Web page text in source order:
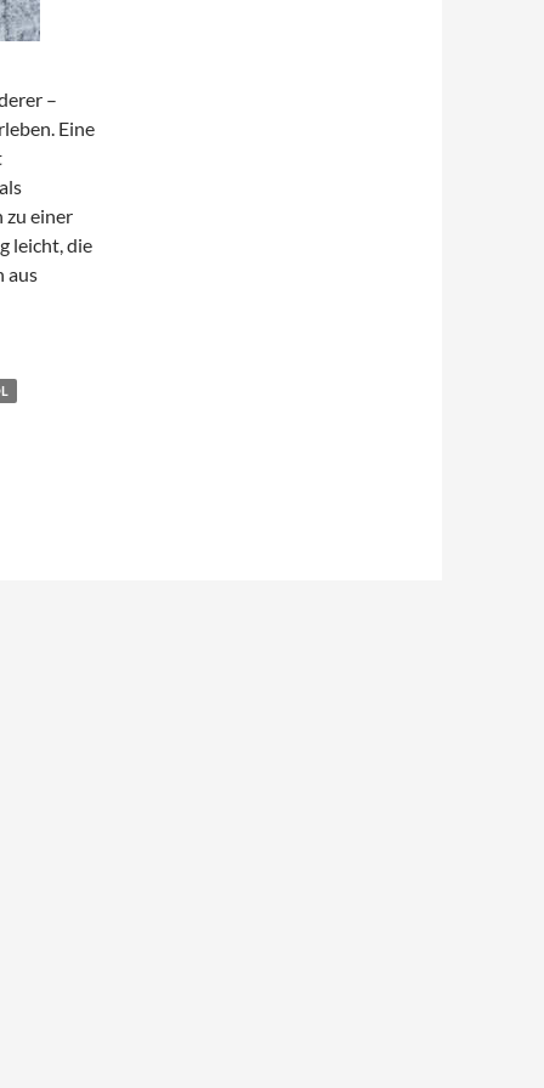
–
Eine
zu einer
leicht, die
aus